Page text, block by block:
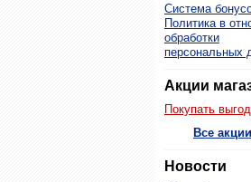
Система
Политика в
обработки
персональных
Акции
Покупать
Все акции
Новости